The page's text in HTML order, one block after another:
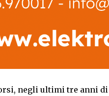
negli ultimi tre anni